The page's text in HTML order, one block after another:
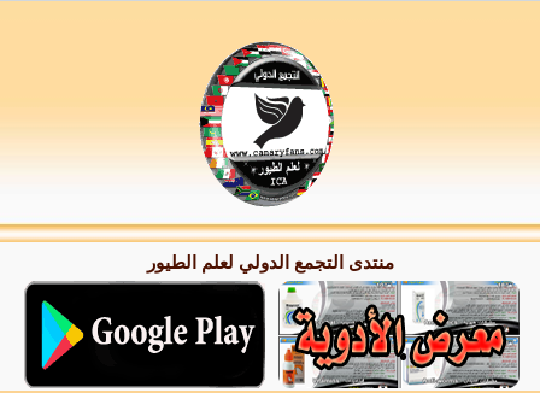
منتدى التجمع الدولي لعلم الطيور